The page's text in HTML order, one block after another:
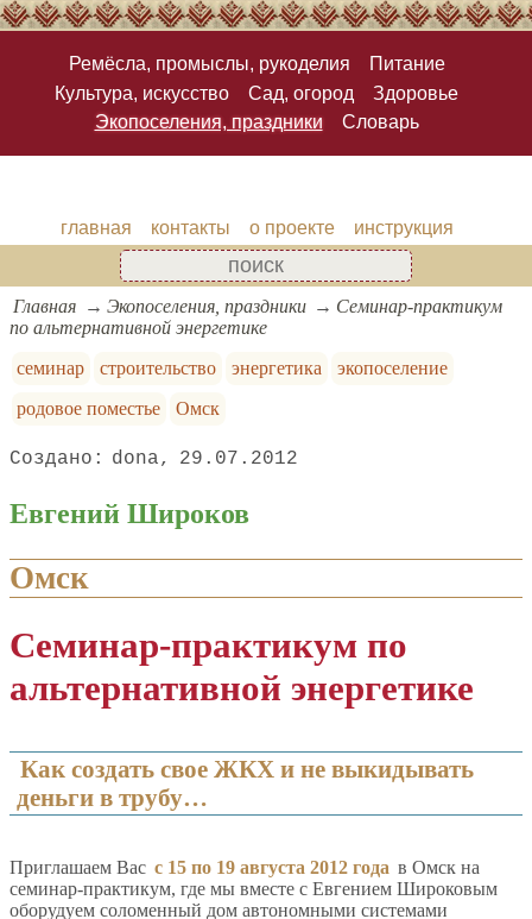
Ремёсла, промыслы, рукоделия
Питание
Культура, искусство
Сад, огород
Здоровье
Экопоселения, праздники
Словарь
главная контакты о проекте инструкция
Главная Экопоселения, праздники
Семинар-практикум
по альтернативной энергетике
семинар
строительство энергетика
экопоселение
родовое поместье
Омск
dona 29.07.2012
Евгений Широков
Омск
Семинар-практикум по
альтернативной энергетике
Как создать свое ЖКХ и не выкидывать
деньги в трубу…
Приглашаем Вас с 15 по 19 августа 2012 года в Омск на
семинар-практикум, где мы вместе с Евгением Широковым
оборудуем соломенный дом автономными системами